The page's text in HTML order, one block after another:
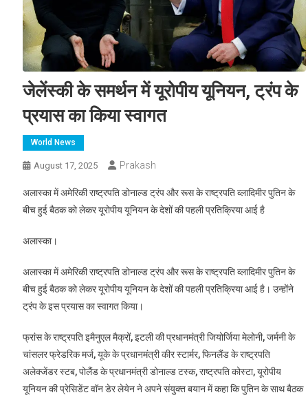
जेलेंस्की के समर्थन में यूरोपीय यूनियन, ट्रंप के
प्रयास का किया स्वागत
World News
August 17, 2025 Prakash
अलास्का में अमेरिकी राष्ट्रपति डोनाल्ड ट्रंप और रूस के राष्ट्रपति व्लादिमीर पुतिन के
बीच हुई बैठक को लेकर यूरोपीय यूनियन के देशों की पहली प्रतिक्रिया आई है
अलास्का।
अलास्का में अमेरिकी राष्ट्रपति डोनाल्ड ट्रंप और रूस के राष्ट्रपति व्लादिमीर पुतिन के
बीच हुई बैठक को लेकर यूरोपीय यूनियन के देशों की पहली प्रतिक्रिया आई है। उन्होंने
ट्रंप के इस प्रयास का स्वागत किया।
फ्रांस के राष्ट्रपति इमैनुएल मैक्रों, इटली की प्रधानमंत्री जियोर्जिया मेलोनी, जर्मनी के
चांसलर फ्रेडरिक मर्ज, यूके के प्रधानमंत्री कीर स्टार्मर, फिनलैंड के राष्ट्रपति
अलेक्जेंडर स्टब, पोलैंड के प्रधानमंत्री डोनाल्ड टस्क, राष्ट्रपति कोस्टा, यूरोपीय
यूनियन की प्रेसिडेंट वॉन डेर लेयेन ने अपने संयुक्त बयान में कहा कि पुतिन के साथ बैठक